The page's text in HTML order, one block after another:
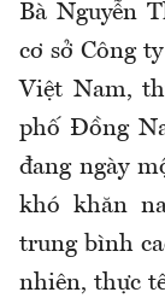
Bà Nguyễn
cơ sở Công
Việt Nam,
phố Đồng
đang ngày
khó khăn
trung bình
nhiên, thực